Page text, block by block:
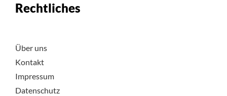
Rechtliches
Über uns
Kontakt
Impressum
Datenschutz